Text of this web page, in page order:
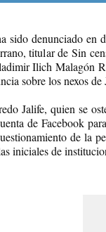
sido denunciado en
titular de Sin
Ilich Malagón
sobre los nexos
Jalife, quien se
de Facebook
de la
iniciales de